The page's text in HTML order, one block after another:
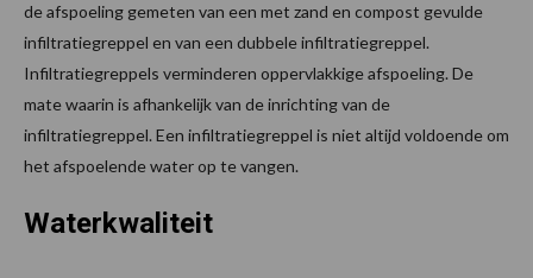
de afspoeling gemeten van een met zand en compost gevulde
infiltratiegreppel en van een dubbele infiltratiegreppel.
Infiltratiegreppels verminderen oppervlakkige afspoeling. De
mate waarin is afhankelijk van de inrichting van de
infiltratiegreppel. Een infiltratiegreppel is niet altijd voldoende om
het afspoelende water op te vangen.
Waterkwaliteit